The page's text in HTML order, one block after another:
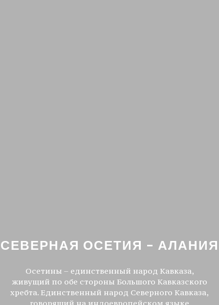
СЕВЕРНАЯ ОСЕТИЯ – АЛАНИЯ
Осетины – единственный народ Кавказа,
живущий по обе стороны Большого Кавказского
хребта. Единственный народ Северного Кавказа,
говорящий на индоевропейском языке